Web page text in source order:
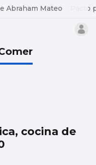
Abraham Mateo Pacto
cocina de